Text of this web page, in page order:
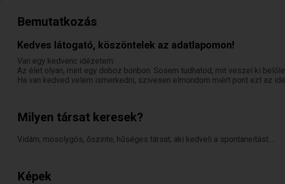
Bemutatkozás
Kedves látogató, köszöntelek az adatlapomon!
Van egy kedvenc idézetem:
Az élet olyan, mint egy doboz bonbon. Sosem tudhatod, mit veszel ki
Ha van kedved velem ismerkedni, szívesen elmondom miért pont ezt az
Milyen társat keresek?
Vidám, mosolygós, őszinte, hűséges társat, aki kedveli a spontaneitást….
Képek